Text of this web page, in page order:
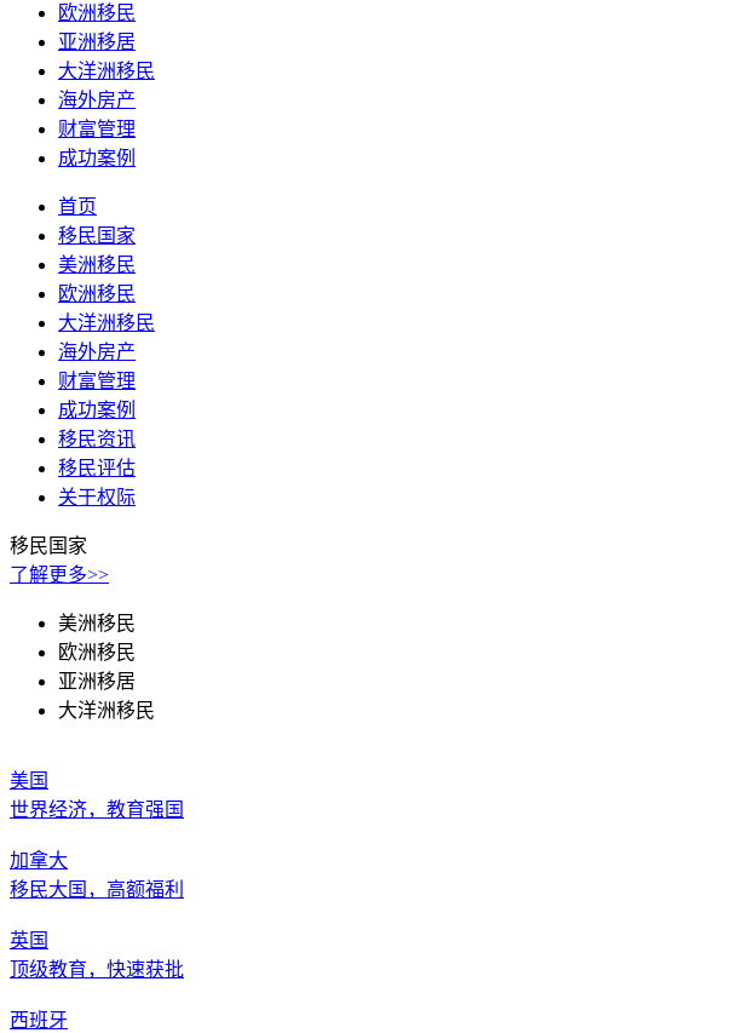
欧洲移民
亚洲移居
大洋洲移民
海外房产
财富管理
成功案例
首页
移民国家
美洲移民
欧洲移民
大洋洲移民
海外房产
财富管理
成功案例
移民资讯
移民评估
关于权际
移民国家
了解更多>>
美洲移民
欧洲移民
亚洲移居
大洋洲移民
美国
世界经济，教育强国
加拿大
移民大国，高额福利
英国
顶级教育，快速获批
西班牙